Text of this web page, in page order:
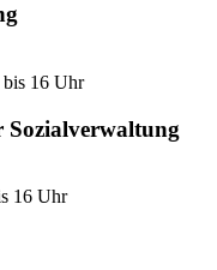
bis 16 Uhr
Sozialverwaltung
16 Uhr